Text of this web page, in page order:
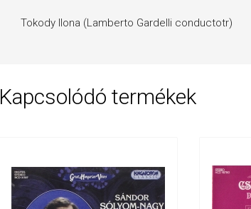
Tokody Ilona (Lamberto Gardelli conductotr)
Kapcsolódó termékek